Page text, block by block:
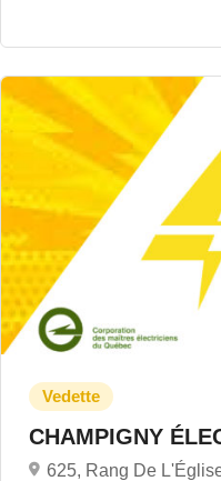
CHAMPIGNY
625, Rang De